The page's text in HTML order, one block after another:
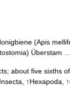
(Apis
Überstam
about five sixths
↑Hexapoda,